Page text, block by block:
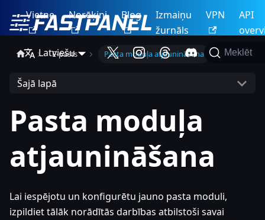
Vietne Norēķini Blog
Izmaiņu
žurnāls
VPN
API
Latviešu
Meklēt
E-pasts Pasta moduļa atjaunināšana
Šajā lapā
Pasta moduļa
atjaunināšana
Lai iespējotu un konfigurētu jauno pasta moduli,
izpildiet tālāk norādītās darbības atbilstoši savai